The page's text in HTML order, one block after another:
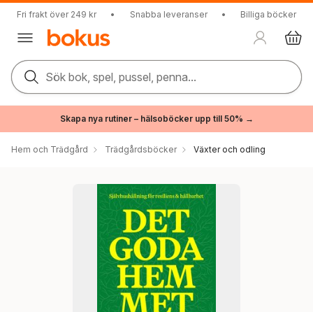
Fri frakt över 249 kr • Snabba leveranser • Billiga böcker
Sök bok, spel, pussel, penna...
Skapa nya rutiner – hälsoböcker upp till 50% →
Hem och Trädgård Trädgårdsböcker Växter och odling